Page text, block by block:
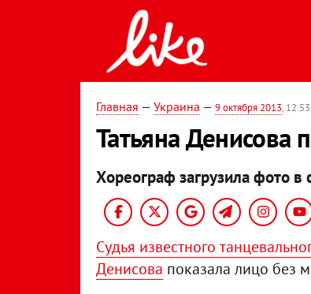
Главная — Украина — 9 октября 2013, 12:53
Татьяна Денисова
Хореограф загрузила фото в
Судья известного
Денисова показала лицо без